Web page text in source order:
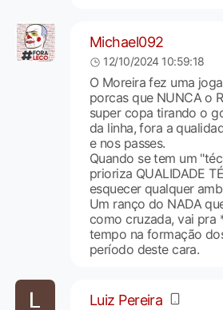
Michael092
12/10/2024 10:59:18
O Moreira fez uma
porcas que NUNCA o
super copa tirando o
da linha, fora a
e nos passes.
Quando se tem um
prioriza QUALIDADE
esquecer qualquer
Um ranço do NADA
como cruzada, vai pra
tempo na formação
período deste cara.
Luiz Pereira